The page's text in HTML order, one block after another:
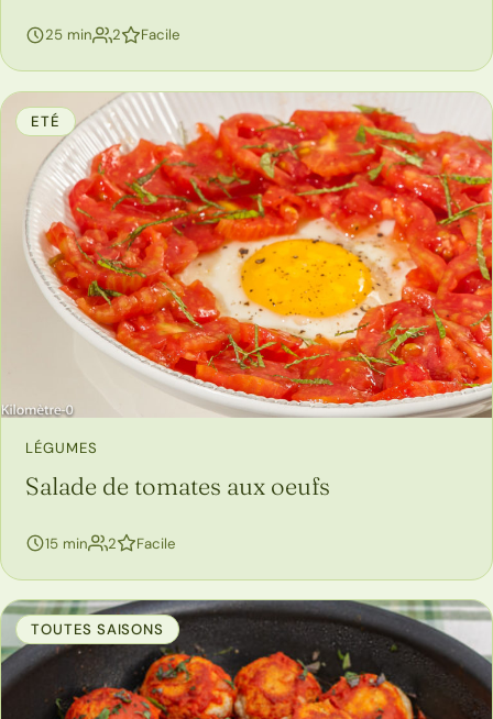
25 min 2personnes
Facile
ETÉ
LÉGUMES
Salade de tomates aux oeufs
15 min 2personnes
Facile
TOUTES SAISONS